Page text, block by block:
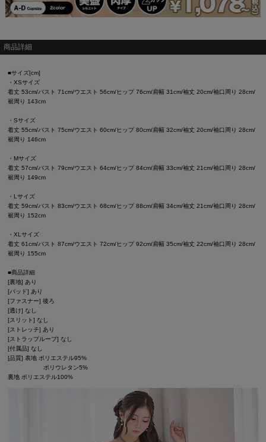
商品詳細
■サイズ[cm]
・XSサイズ
着丈 53cm/バスト 71cm/ウエスト 56cm/ヒップ 76cm/肩幅 31cm/袖丈 20cm/袖口周り 28cm/
裾周り 143cm
・Sサイズ
着丈 55cm/バスト 75cm/ウエスト 60cm/ヒップ 80cm/肩幅 32cm/袖丈 20cm/袖口周り 28cm/
裾周り 146cm
・Mサイズ
着丈 57cm/バスト 79cm/ウエスト 64cm/ヒップ 84cm/肩幅 33cm/袖丈 21cm/袖口周り 28cm/
裾周り 149cm
・Lサイズ
着丈 59cm/バスト 83cm/ウエスト 68cm/ヒップ 88cm/肩幅 34cm/袖丈 21cm/袖口周り 28cm/
裾周り 152cm
・XLサイズ
着丈 61cm/バスト 87cm/ウエスト 72cm/ヒップ 92cm/肩幅 35cm/袖丈 22cm/袖口周り 28cm/
裾周り 155cm
■商品詳細
[裏地] あり
[パッド] あり
[ファスナー] 後ろ
[透け] なし
[スリット] なし
[ストレッチ] あり
[ストラップループ] なし
[付属品] なし
[品質] 表地 ポリエステル95%
ポリウレタン5%
裏地 ポリエステル100%